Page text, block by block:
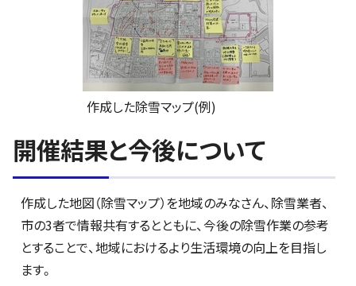
作成した除雪マップ(例)
開催結果と今後について
作成した地図（除雪マップ）を地域のみなさん、除雪業者、
市の3者で情報共有するとともに、今後の除雪作業の参考
とすることで、地域におけるより生活環境の向上を目指し
ます。